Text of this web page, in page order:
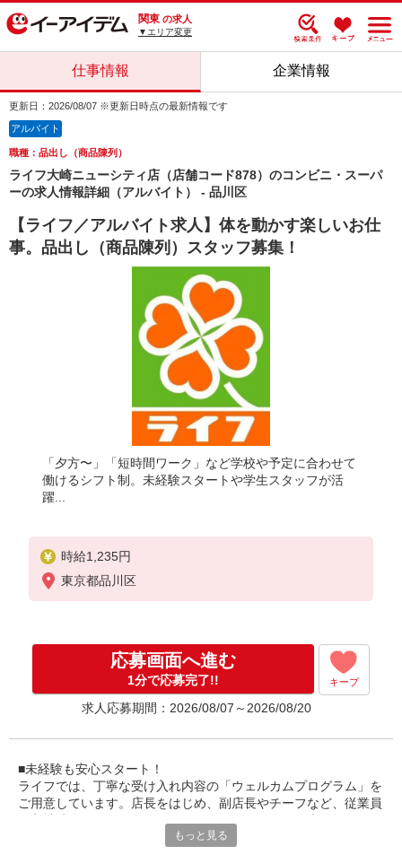
関東 の求人
▼エリア変更
仕事情報 企業情報
更新日：2026/08/07 ※更新日時点の最新情報です
アルバイト
職種：品出し（商品陳列）
ライフ大崎ニューシティ店（店舗コード878）のコンビニ・スーパ
ーの求人情報詳細（アルバイト） - 品川区
【ライフ／アルバイト求人】体を動かす楽しいお仕
事。品出し（商品陳列）スタッフ募集！
「夕方〜」「短時間ワーク」など学校や予定に合わせて
働けるシフト制。未経験スタートや学生スタッフが活
躍...
時給1,235円
東京都品川区
応募画面へ進む
1分で応募完了!! キープ
求人応募期間：2026/08/07～2026/08/20
■未経験も安心スタート！
ライフでは、丁寧な受け入れ内容の「ウェルカムプログラム」を
ご用意しています。店長をはじめ、副店長やチーフなど、従業員
バイトデビューの方も安心。雰囲気やチームワークのよさなど、
もっと見る